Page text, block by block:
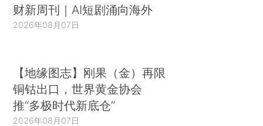
财新周刊｜AI短剧涌向海外
2026年08月07日
【地缘图志】刚果（金）再限
铜钴出口，世界黄金协会
推“多极时代新底仓”
2026年08月07日